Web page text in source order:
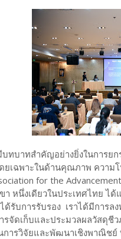
ทบาทสำคัญอย่างยิ่งในการย
ยเฉพาะในด้านคุณภาพ ความ
for the
า หนึ่งเดียวในประเทศไทย ไ
ด้รับการรับรอง เราได้มีการล
รจัดเก็บและประมวลผลวัสดุ
ารวิจัยและพัฒนาเชิงพาณิช